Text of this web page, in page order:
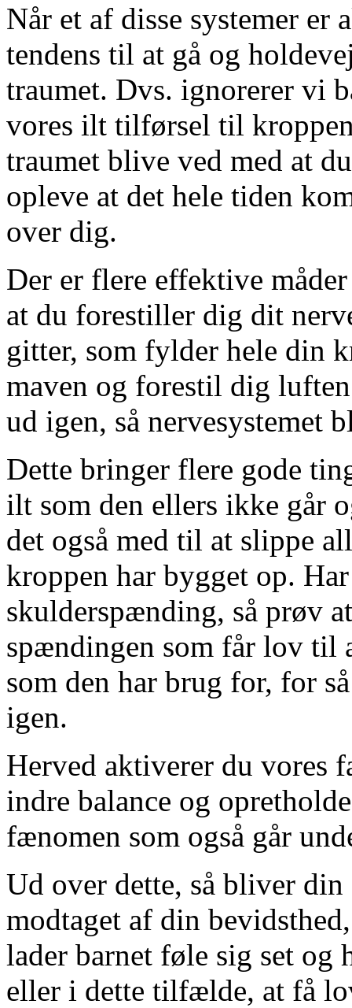
Når et af disse systemer er
tendens til at gå og
traumet. Dvs. ignorerer vi
vores ilt tilførsel til
traumet blive ved med at
opleve at det hele tiden
over dig.
Der er flere effektive
at du forestiller dig dit
gitter, som fylder hele din
maven og forestil dig
ud igen, så nervesystemet
Dette bringer flere gode
ilt som den ellers ikke går
det også med til at slippe
kroppen har bygget op.
skulderspænding, så prøv
spændingen som får lov
som den har brug for, for
igen.
Herved aktiverer du vores
indre balance og
fænomen som også går
Ud over dette, så bliver
modtaget af din
lader barnet føle sig set
eller i dette tilfælde, at få